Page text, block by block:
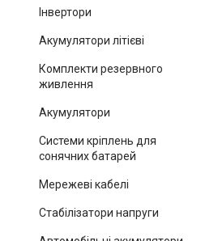
Інвертори
Акумулятори літієві
Комплекти резервного
живлення
Акумулятори
Системи кріплень для
сонячних батарей
Мережеві кабелі
Стабілізатори напруги